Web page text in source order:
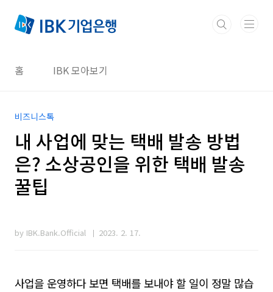
홈 IBK 모아보기
비즈니스톡
내 사업에 맞는 택배 발송 방법
은? 소상공인을 위한 택배 발송
꿀팁
by IBK.Bank.Official 2023. 2. 17.
사업을 운영하다 보면 택배를 보내야 할 일이 정말 많습